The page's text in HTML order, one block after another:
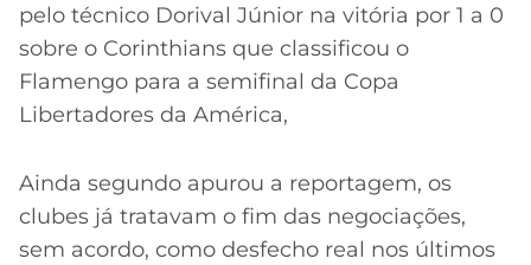
pelo técnico Dorival Júnior na vitória por 1 a 0
sobre o Corinthians que classificou o
Flamengo para a semifinal da Copa
Libertadores da América,
Ainda segundo apurou a reportagem, os
clubes já tratavam o fim das negociações,
sem acordo, como desfecho real nos últimos